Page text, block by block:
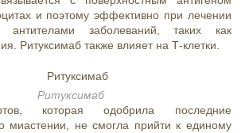
и ​​поэтому эффективно при лечении
антителами заболеваний, таких как
Ритуксимаб также влияет на Т-клетки.
Ритуксимаб
которая одобрила последние
миастении, не смогла прийти к единому